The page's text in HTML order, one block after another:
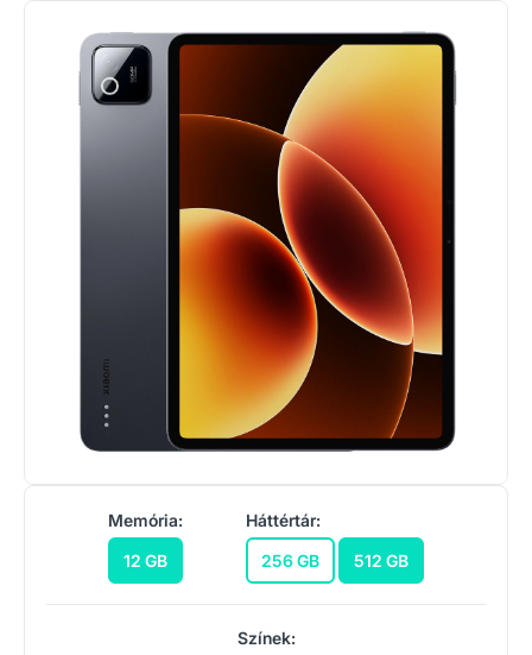
Memória:
12 GB
Háttértár:
256 GB
512 GB
Színek: